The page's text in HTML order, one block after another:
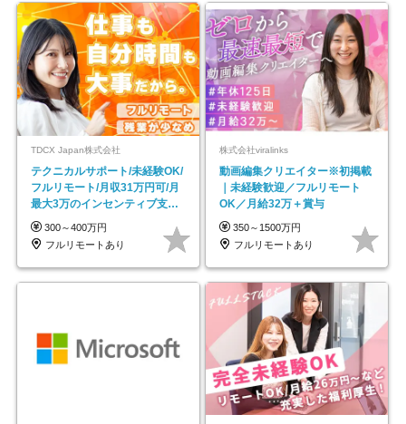
TDCX Japan株式会社
テクニカルサポート/未経験OK/
フルリモート/月収31万円可/月
最大3万のインセンティブ支給/
平均年齢33歳
300～400万円
フルリモートあり
株式会社viralinks
動画編集クリエイター※初掲載
｜未経験歓迎／フルリモート
OK／月給32万＋賞与
350～1500万円
フルリモートあり